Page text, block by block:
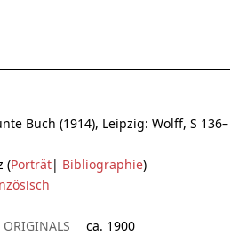
Buch (1914), Leipzig: Wolff, S 136–
(Porträt| Bibliographie)
ORIGINALS
ca. 1900